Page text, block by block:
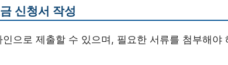
신청서 작성
인으로 제출할 수 있으며, 필요한 서류를 첨부해야